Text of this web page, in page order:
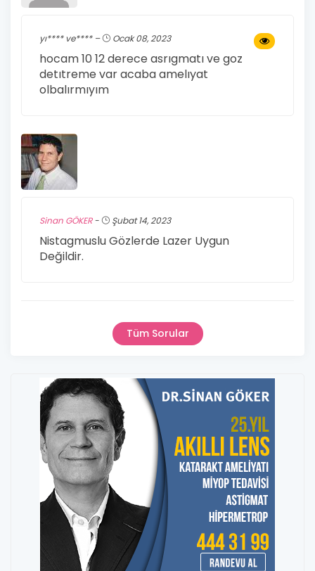
yı**** ve**** – Ocak 08, 2023
hocam 10 12 derece asrıgmatı ve goz
detıtreme var acaba amelıyat
olbalırmıyım
Sinan GÖKER- Şubat 14, 2023
Nistagmuslu Gözlerde Lazer Uygun
Değildir.
Tüm Sorular